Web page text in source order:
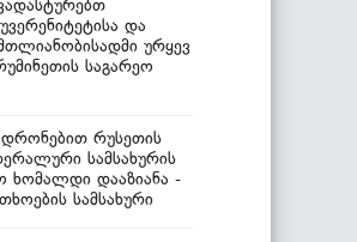
და
ურყევ
საგარეო
დრონებით რუსეთის
სამსახურის
დააზიანა -
სამსახური